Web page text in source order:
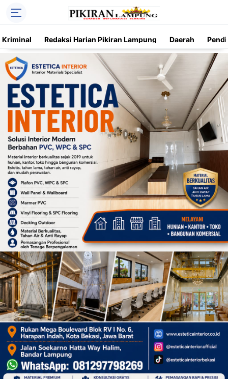
Kriminal Redaksi Harian Pikiran Lampung Daerah
Trending Kriminal Nasional